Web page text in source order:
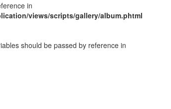
in
views/scripts/gallery/album.phtml
should be passed by reference in